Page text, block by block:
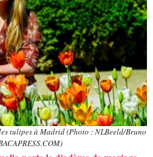
tulipes à Madrid (Photo : NLBeeld/Bruno